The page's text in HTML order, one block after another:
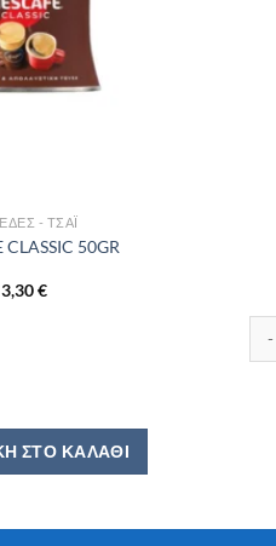
- ΤΣΆΙ
CLASSIC 50GR
3,30€
ΣΤΟ ΚΑΛΆΘΙ